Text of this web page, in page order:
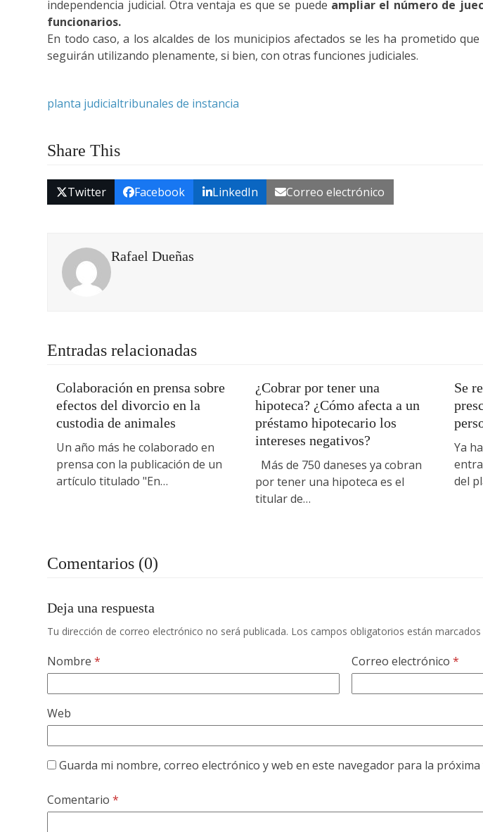
independencia judicial. Otra ventaja es que se puede ampliar el número de
funcionarios.
En todo caso, a los alcaldes de los municipios afectados se les ha prometido
seguirán utilizando plenamente, si bien, con otras funciones judiciales.
planta judicialtribunales de instancia
Share This
Twitter Facebook LinkedIn Correo electrónico
Rafael Dueñas
Entradas relacionadas
Colaboración en prensa sobre
efectos del divorcio en la
custodia de animales
Un año más he colaborado en
prensa con la publicación de un
artículo titulado "En…
¿Cobrar por tener una
hipoteca? ¿Cómo afecta a un
préstamo hipotecario los
intereses negativos?
Más de 750 daneses ya cobran
por tener una hipoteca es el
titular de…
Se
Ya
del
Comentarios (0)
Deja una respuesta
Tu dirección de correo electrónico no será publicada. Los campos obligatorios están
Nombre* Correo electrónico*
Web
Guarda mi nombre, correo electrónico y web en este navegador para la próxima
Comentario*